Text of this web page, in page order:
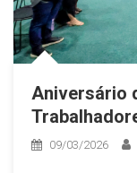
Aniversário
09/03/2026